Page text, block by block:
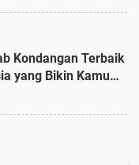
Kondangan Terbaik
yang Bikin Kamu